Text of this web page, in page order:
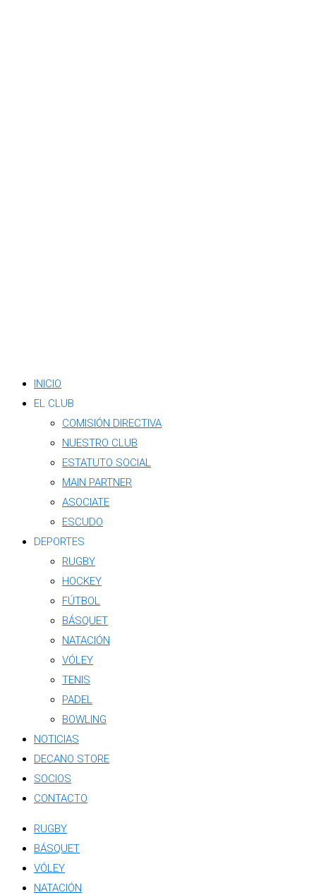
INICIO
EL CLUB
COMISIÓN DIRECTIVA
NUESTRO CLUB
ESTATUTO SOCIAL
MAIN PARTNER
ASOCIATE
ESCUDO
DEPORTES
RUGBY
HOCKEY
FÚTBOL
BÁSQUET
NATACIÓN
VÓLEY
TENIS
PADEL
BOWLING
NOTICIAS
DECANO STORE
SOCIOS
CONTACTO
RUGBY
BÁSQUET
VÓLEY
NATACIÓN